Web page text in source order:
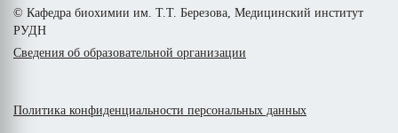
© Кафедра биохимии им. Т.Т. Березова, Медицинский институт
РУДН
Сведения об образовательной организации
Политика конфиденциальности персональных данных